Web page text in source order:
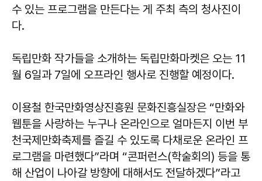
수 있는 프로그램을 만든다는 게 주최 측의 청사진이
다.
독립만화 작가들을 소개하는 독립만화마켓은 오는 11
월 6일과 7일에 오프라인 행사로 진행할 예정이다.
이용철 한국만화영상진흥원 문화진흥실장은 “만화와
웹툰을 사랑하는 누구나 온라인으로 얼마든지 이번 부
천국제만화축제를 즐길 수 있도록 다채로운 온라인 프
로그램을 마련했다”라며 “콘퍼런스(학술회의) 등을 통
해 산업이 나아갈 방향에 대해서도 전달하겠다”라고